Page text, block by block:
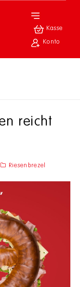
Kasse
Konto
reicht
Riesenbrezel